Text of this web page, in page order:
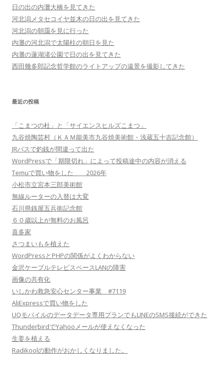
日の出の内灘大橋を見てきた
河北潟メタセコイヤ並木の日の出を見てきた
河北潟の朝靄を見に行った
内灘の河北潟で太陽柱の朝日を見た
内灘の蓮湖渚公園で日の出を見てきた
西田幾多郎記念哲学館のライトアップの遠景を撮影してきた
最近の投稿
「こまつの杜」と「サイエンスヒルズこまつ」
九谷焼陶芸村（ＫＡＭ能美市九谷焼美術館・浅蔵五十吉記念館）
JRバスで釣銭が間違って出た
WordPressで「期限切れ」によって投稿途中の内容が消える
Temuで買い物をした 2026年
小松市立宮本三郎美術館
無線ルーターの入替は大変
石川県銭屋五兵衛記念館
６０歳以上が無料のお風呂
喜多家
さつまいもを植えた
WordPressとPHPの関係がよくわからない
金沢ケーブルテレビスペースLANの障害
画像の共有化
いしかわ救急安心センター事業 #7119
AliExpressで買い物をした
UQモバイルのデータデータ専用プランでもLINEのSMS接続ができた
ThunderbirdでYahooメールが使えなくなった
生姜を植える
Radikoolの動作がおかしくなりました。